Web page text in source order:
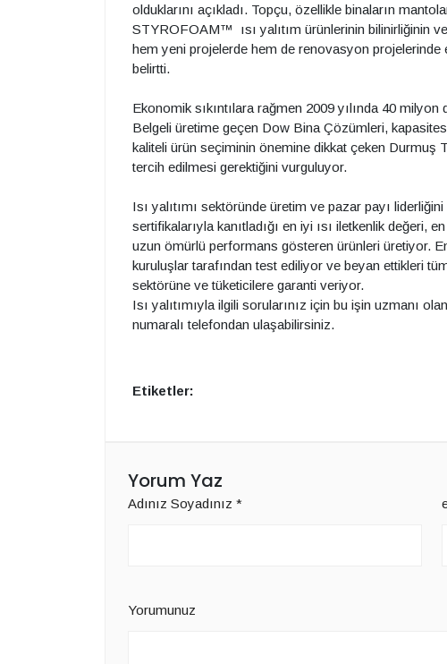
olduklarını açıkladı. Topçu, özellikle binaların
STYROFOAM™ ısı yalıtım ürünlerinin bilinirliğinin
hem yeni projelerde hem de renovasyon projelerinde
belirtti.
Ekonomik sıkıntılara rağmen 2009 yılında 40 milyon
Belgeli üretime geçen Dow Bina Çözümleri,
kaliteli ürün seçiminin önemine dikkat çeken Durmuş
tercih edilmesi gerektiğini vurguluyor.
Isı yalıtımı sektöründe üretim ve pazar payı
sertifikalarıyla kanıtladığı en iyi ısı iletkenlik değeri,
uzun ömürlü performans gösteren ürünleri üretiyor.
kuruluşlar tarafından test ediliyor ve beyan ettikleri
sektörüne ve tüketicilere garanti veriyor.
Isı yalıtımıyla ilgili sorularınız için bu işin uzmanı
numaralı telefondan ulaşabilirsiniz.
Etiketler:
Yorum Yaz
Adınız Soyadınız *
Yorumunuz